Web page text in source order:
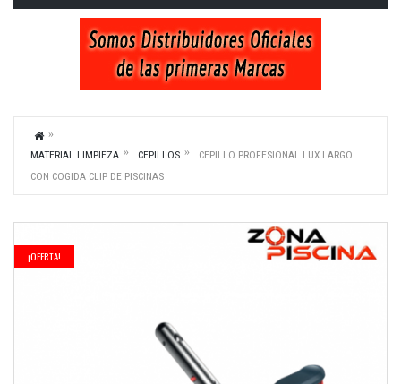
MATERIAL LIMPIEZA CEPILLOS
CEPILLO PROFESIONAL LUX LARGO
CON COGIDA CLIP DE PISCINAS
¡OFERTA!